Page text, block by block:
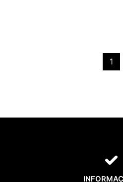
1